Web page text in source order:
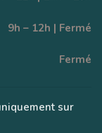
9h – 12h | Fermé
Fermé
sur